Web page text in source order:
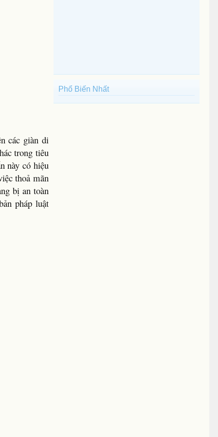
các giàn di
trong tiêu
này có hiệu
thoả mãn
bị an toàn
pháp luật
Phổ Biến Nhất